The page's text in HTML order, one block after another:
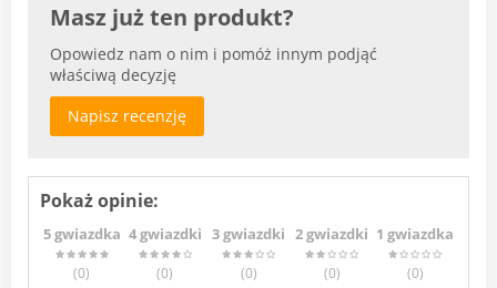
Masz już ten produkt?
Opowiedz nam o nim i pomóż innym podjąć
właściwą decyzję
Napisz recenzję
Pokaż opinie:
5 gwiazdka
(0)
4 gwiazdki
(0)
3 gwiazdki
(0)
2 gwiazdki
(0)
1 gwiazdka
(0)